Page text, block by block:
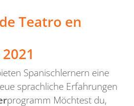
Teatro en
Spanischlernern eine
sprachliche Erfahrungen
programm Möchtest du,